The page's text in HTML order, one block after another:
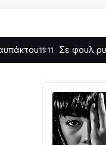
Σε φουλ ρυθμούς το